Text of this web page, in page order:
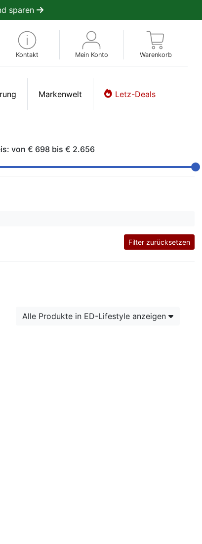
sparen
Kontakt Mein Konto Warenkorb
Markenwelt Letz-Deals
von € 698 bis € 2.656
Filter zurücksetzen
Alle Produkte in ED-Lifestyle anzeigen